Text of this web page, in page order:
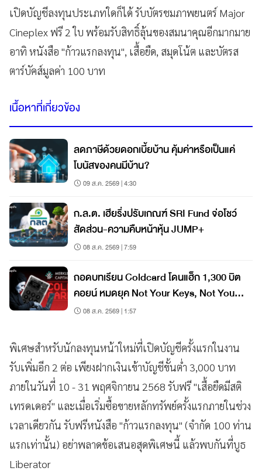
เปิดบัญชีลงทุนประเภทใดก็ได้ รับบัตรชมภาพยนตร์ Major
Cineplex ฟรี 2 ใบ พร้อมรับสิทธิ์ลุ้นของสมนาคุณอีกมากมาย
อาทิ หนังสือ "ก้าวแรกลงทุน", เสื้อยืด, สมุดโน้ต และบัตรส
ตาร์บัคส์มูลค่า 100 บาท
เนื้อหาที่เกี่ยวข้อง
ลดภาษีด้วยดอกเบี้ยบ้าน คุ้มค่าหรือเป็นแค่
โบนัสของคนมีบ้าน?
09 ส.ค. 2569 | 4:30
ก.ล.ต. เฮียริ่งปรับเกณฑ์ SRI Fund จ่อโชว์
สัดส่วน-ความคืบหน้าหุ้น JUMP+
08 ส.ค. 2569 | 7:59
ถอดบทเรียน Coldcard โดนแฮ็ก 1,300 บิต
คอยน์ หมดยุค Not Your Keys, Not Your
Coins?
08 ส.ค. 2569 | 1:57
พิเศษสำหรับนักลงทุนหน้าใหม่ที่เปิดบัญชีครั้งแรกในงาน
รับเพิ่มอีก 2 ต่อ เพียงฝากเงินเข้าบัญชีขั้นต่ำ 3,000 บาท
ภายในวันที่ 10 - 31 พฤศจิกายน 2568 รับฟรี "เสื้อยืดมีสติ
เทรดเดอร์" และเมื่อเริ่มซื้อขายหลักทรัพย์ครั้งแรกภายในช่วง
เวลาเดียวกัน รับฟรีหนังสือ "ก้าวแรกลงทุน" (จำกัด 100 ท่าน
แรกเท่านั้น) อย่าพลาดข้อเสนอสุดพิเศษนี้ แล้วพบกันที่บูธ
Liberator